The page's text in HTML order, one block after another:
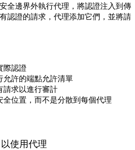
全邊界外執行代理，將認證注入到傳
認證的請求，代理添加它們，並將請
際認證
允許的端點允許清單
請求以進行審計
全位置，而不是分散到每個代理
使用代理